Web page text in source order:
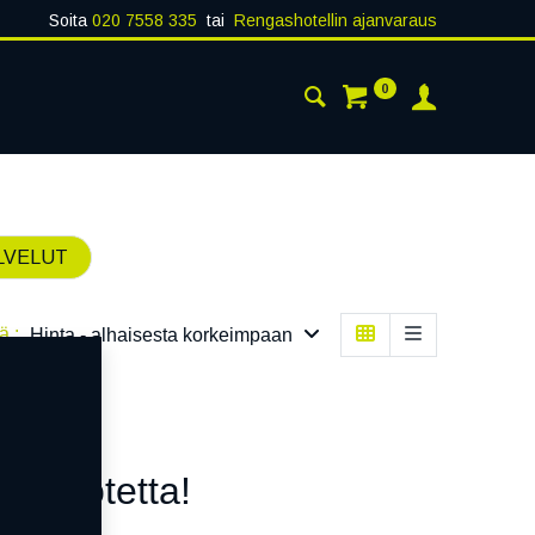
Soita 020 7558 335 tai Rengashotellin ajanvaraus
0
: Hinta - alhaisesta korkeimpaan
tuotetta!